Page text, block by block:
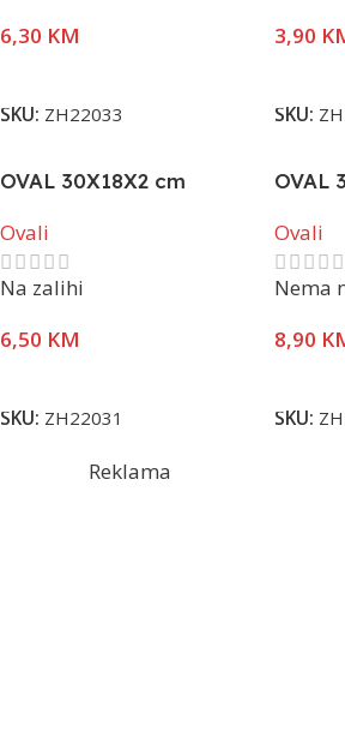
6,30 KM
SKU: ZH22033
3,90
SKU:
OVAL 30X18X2 cm
Ovali
Na zalihi
6,50 KM
SKU: ZH22031
OVAL
Ovali
Nema
8,90
SKU:
Reklama